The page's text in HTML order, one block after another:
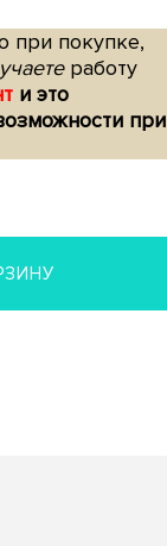
при покупке,
работу
и это
при